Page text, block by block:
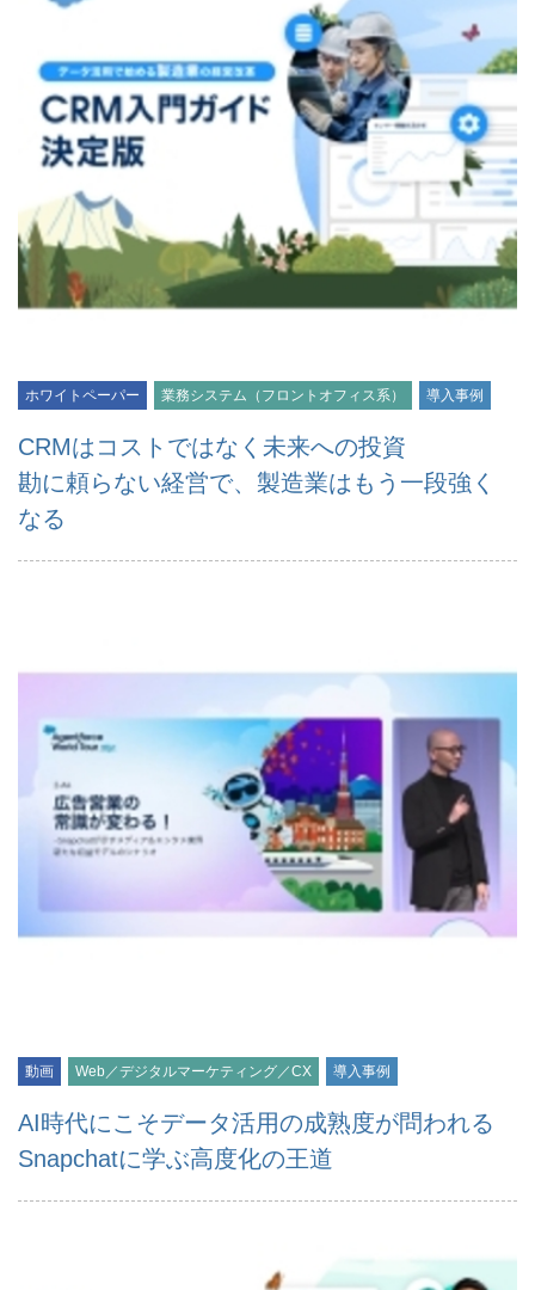
ホワイトペーパー 業務システム（フロントオフィス系） 導入事例
CRMはコストではなく未来への投資
勘に頼らない経営で、製造業はもう一段強く
なる
動画 Web／デジタルマーケティング／CX 導入事例
AI時代にこそデータ活用の成熟度が問われる
Snapchatに学ぶ高度化の王道